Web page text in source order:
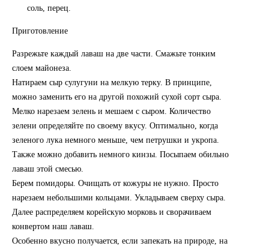
соль, перец.
Приготовление
Разрежьте каждый лаваш на две части. Смажьте тонким
слоем майонеза.
Натираем сыр сулугуни на мелкую терку. В принципе,
можно заменить его на другой похожий сухой сорт сыра.
Мелко нарезаем зелень и мешаем с сыром. Количество
зелени определяйте по своему вкусу. Оптимально, когда
зеленого лука немного меньше, чем петрушки и укропа.
Также можно добавить немного кинзы. Посыпаем обильно
лаваш этой смесью.
Берем помидоры. Очищать от кожуры не нужно. Просто
нарезаем небольшими кольцами. Укладываем сверху сыра.
Далее распределяем корейскую морковь и сворачиваем
конвертом наш лаваш.
Особенно вкусно получается, если запекать на природе, на